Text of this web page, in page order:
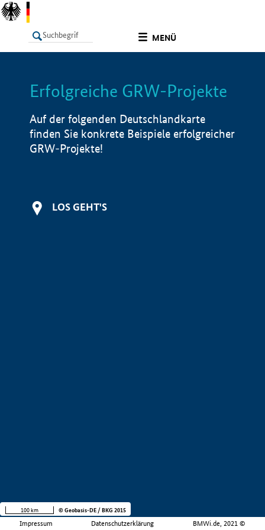
MENÜ
LISTE Info
Erfolgreiche GRW-Projekte
Auf der folgenden Deutschlandkarte
finden Sie konkrete Beispiele erfolgreicher
GRW-Projekte!
LOS GEHT'S
Impressum Datenschutzerklärung BMWi.de, 2021 ©
100 km © Geobasis-DE / BKG 2015